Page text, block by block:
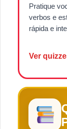
Pratique
verbos e
rápida e
Ver